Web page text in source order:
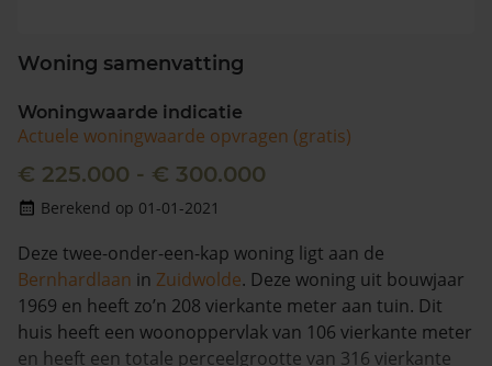
Woning samenvatting
Woningwaarde indicatie
Actuele woningwaarde opvragen (gratis)
€ 225.000 - € 300.000
Berekend op 01-01-2021
Deze twee-onder-een-kap woning ligt aan de
Bernhardlaan in Zuidwolde. Deze woning uit bouwjaar
1969 en heeft zo’n 208 vierkante meter aan tuin. Dit
huis heeft een woonoppervlak van 106 vierkante meter
en heeft een totale perceelgrootte van 316 vierkante